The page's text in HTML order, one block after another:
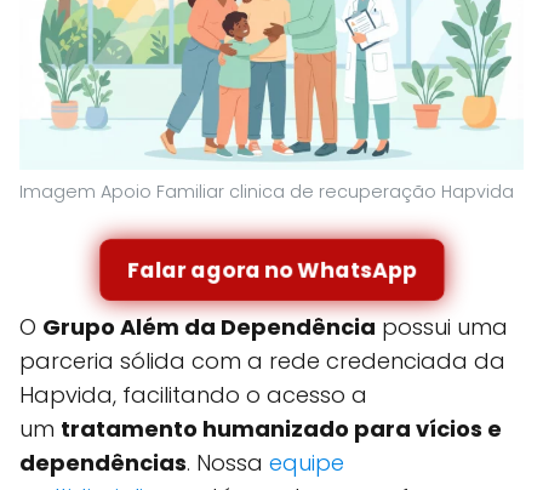
Imagem Apoio Familiar clinica de recuperação Hapvida
Falar agora no WhatsApp
O Grupo Além da Dependência possui uma
parceria sólida com a rede credenciada da
Hapvida, facilitando o acesso a
um tratamento humanizado para vícios e
dependências. Nossa equipe